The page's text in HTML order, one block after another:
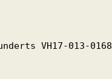
VH17-013-0168